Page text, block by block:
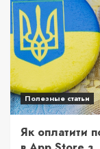
Полезные статьи
Як оплатити